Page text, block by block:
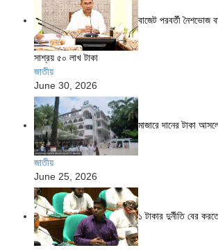
বাজেট পরবর্তী নৈশভোজ
সাশ্রয় ৫০ লাখ টাকা
জাতীয়
June 30, 2026
মাজারে দানের টাকা
জাতীয়
June 25, 2026
১ টাকার দুর্নীতি বের